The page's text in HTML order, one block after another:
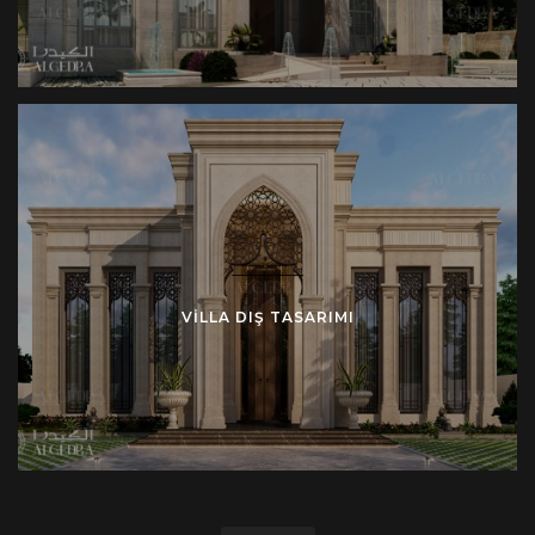
Çok Yönlü Tasarım Stilleri
Tercihlerinizi karşılamak ve sarayınızın dış cephesi
için kişiselleştirilmiş bir görünüm yaratmak için çok
çeşitli tasarım stilleri sunuyoruz:
İşlevselliği zarafetle kusursuz bir
şekilde birleştiren şık ve modern bir görünüm
arayanlar için.
Klasik Tasarım:Lüks ve geleneklerin yanı sıra
zamansız çekiciliği de yansıtan ayrıntılara ilgi
duyuyorsanız.
İslami/Kaligrafi Tasarım:Kültürel ve sanatsal
unsurları sarayınızın dış cephesine dahil ederek göz
VILLA DIŞ TASARIMI